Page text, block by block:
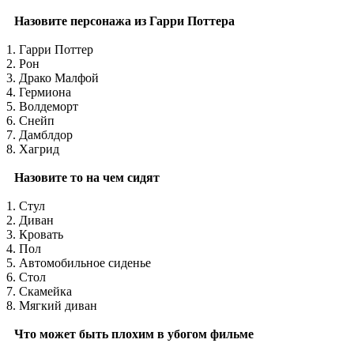
Назовите персонажа из Гарри Поттера
1. Гарри Поттер
2. Рон
3. Драко Малфой
4. Гермиона
5. Волдеморт
6. Снейп
7. Дамблдор
8. Хагрид
Назовите то на чем сидят
1. Стул
2. Диван
3. Кровать
4. Пол
5. Автомобильное сиденье
6. Стол
7. Скамейка
8. Мягкий диван
Что может быть плохим в убогом фильме